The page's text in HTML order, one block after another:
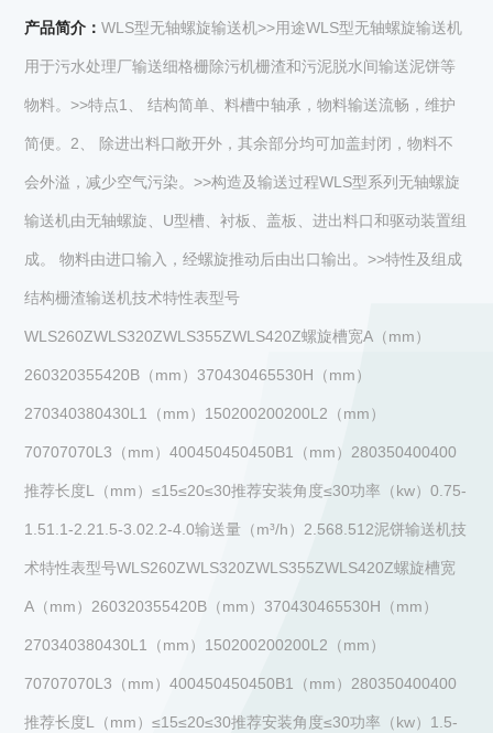
产品简介： WLS型无轴螺旋输送机>>用途WLS型无轴螺旋输送机
用于污水处理厂输送细格栅除污机栅渣和污泥脱水间输送泥饼等
物料。>>特点1、 结构简单、料槽中轴承，物料输送流畅，维护
简便。2、 除进出料口敞开外，其余部分均可加盖封闭，物料不
会外溢，减少空气污染。>>构造及输送过程WLS型系列无轴螺旋
输送机由无轴螺旋、U型槽、衬板、盖板、进出料口和驱动装置组
成。 物料由进口输入，经螺旋推动后由出口输出。>>特性及组成
结构栅渣输送机技术特性表型号
WLS260ZWLS320ZWLS355ZWLS420Z螺旋槽宽A（mm）
260320355420B（mm）370430465530H（mm）
270340380430L1（mm）150200200200L2（mm）
70707070L3（mm）400450450450B1（mm）280350400400
推荐长度L（mm）≤15≤20≤30推荐安装角度≤30功率（kw）0.75-
1.51.1-2.21.5-3.02.2-4.0输送量（m³/h）2.568.512泥饼输送机技
术特性表型号WLS260ZWLS320ZWLS355ZWLS420Z螺旋槽宽
A（mm）260320355420B（mm）370430465530H（mm）
270340380430L1（mm）150200200200L2（mm）
70707070L3（mm）400450450450B1（mm）280350400400
推荐长度L（mm）≤15≤20≤30推荐安装角度≤30功率（kw）1.5-